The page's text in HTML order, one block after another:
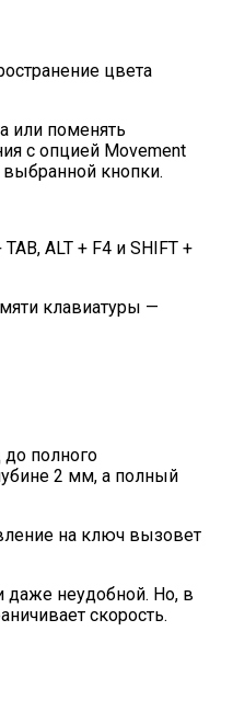
цвета
или поменять
с опцией Movement
кнопки.
ALT + F4 и SHIFT +
клавиатуры —
до полного
2 мм, а полный
на ключ вызовет
даже неудобной. Но, в
скорость.